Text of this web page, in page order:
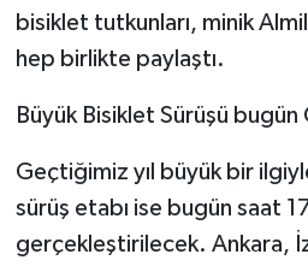
bisiklet tutkunları, minik
hep birlikte paylaştı.
Büyük Bisiklet Sürüşü bugün
Geçtiğimiz yıl büyük bir
sürüş etabı ise bugün saat
gerçekleştirilecek. Ankara,
YAŞAM